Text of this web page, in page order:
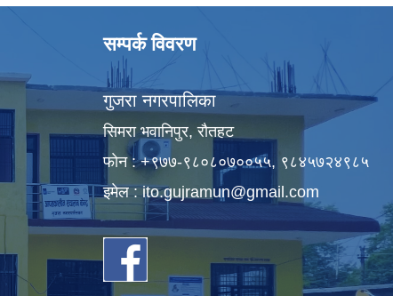
सम्पर्क विवरण
गुजरा नगरपालिका
सिमरा भवानिपुर, राैतहट
फाेन : +९७७-९८०८०७००५५, ९८४५७२४९८५
इमेल :ito.gujramun@gmail.com